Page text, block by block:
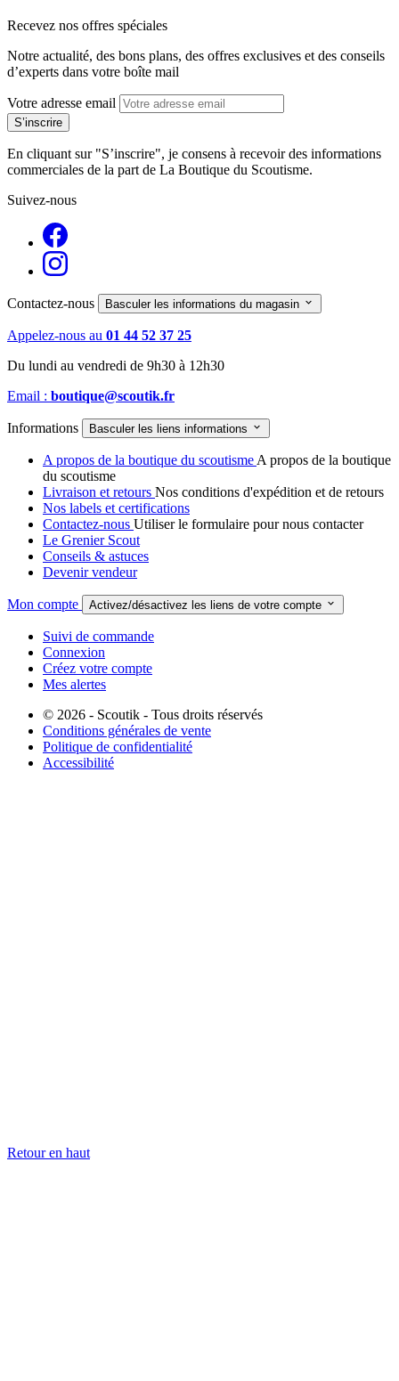
Recevez nos offres spéciales
Notre actualité, des bons plans, des offres exclusives et des conseils
d’experts dans votre boîte mail
Votre adresse email
En cliquant sur "S’inscrire", je consens à recevoir des informations
commerciales de la part de La Boutique du Scoutisme.
Suivez-nous
Contactez-nous Basculer les informations du magasin 
Appelez-nous au 01 44 52 37 25
Du lundi au vendredi de 9h30 à 12h30
Email : boutique@scoutik.fr
Informations Basculer les liens informations 
A propos de la boutique du scoutisme A propos de la boutique
du scoutisme
Livraison et retours Nos conditions d'expédition et de retours
Nos labels et certifications
Contactez-nous Utiliser le formulaire pour nous contacter
Le Grenier Scout
Conseils & astuces
Devenir vendeur
Mon compte Activez/désactivez les liens de votre compte 
Suivi de commande
Connexion
Créez votre compte
Mes alertes
© 2026 - Scoutik - Tous droits réservés
Conditions générales de vente
Politique de confidentialité
Accessibilité
Retour en haut